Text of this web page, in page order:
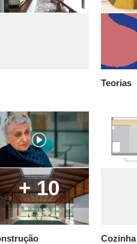
Teorias
+ 10
Cozinha